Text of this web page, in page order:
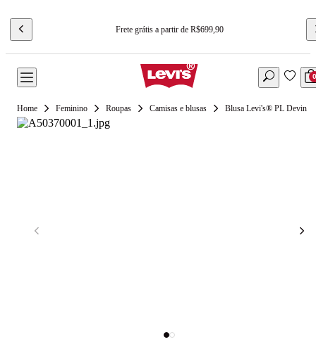
Frete grátis a partir de R$699,90
0
Feminino Roupas Camisas e blusas Blusa Levi's® PL Devin